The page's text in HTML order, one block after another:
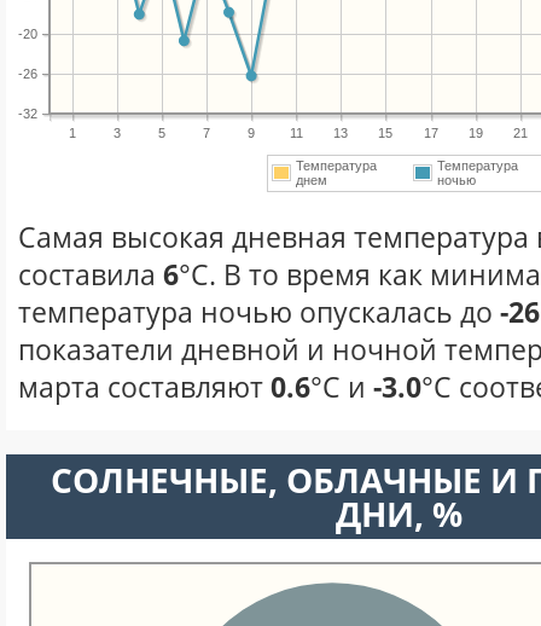
1 3 5 7 9 11 13 15 17 19 21
-32
-26
-20
Температура
днем
Температура
ночью
Самая высокая дневная температура
составила 6°С. В то время как
температура ночью опускалась до -26
показатели дневной и ночной
марта составляют0.6°С и -3.0°С
CОЛНЕЧНЫЕ, ОБЛАЧНЫЕ И
ДНИ, %